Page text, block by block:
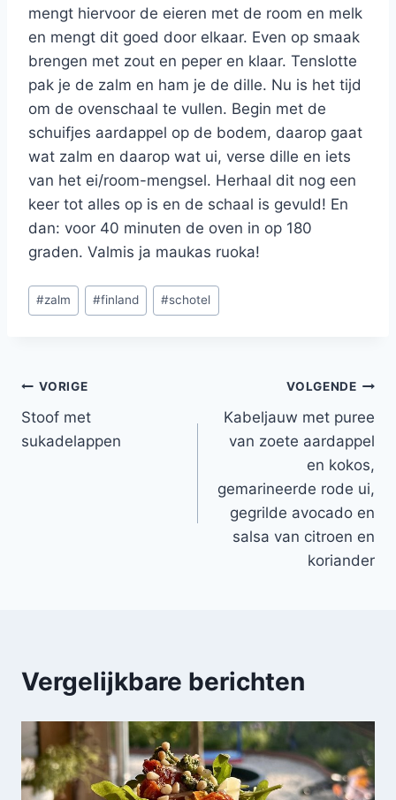
mengt hiervoor de eieren met de room en melk
en mengt dit goed door elkaar. Even op smaak
brengen met zout en peper en klaar. Tenslotte
pak je de zalm en ham je de dille. Nu is het tijd
om de ovenschaal te vullen. Begin met de
schuifjes aardappel op de bodem, daarop gaat
wat zalm en daarop wat ui, verse dille en iets
van het ei/room-mengsel. Herhaal dit nog een
keer tot alles op is en de schaal is gevuld! En
dan: voor 40 minuten de oven in op 180
graden. Valmis ja maukas ruoka!
Bericht
tags:
#zalm #finland #schotel
Bericht
navigatie
VORIGE
Stoof met
sukadelappen
VOLGENDE
Kabeljauw met puree
van zoete aardappel
en kokos,
gemarineerde rode ui,
gegrilde avocado en
salsa van citroen en
koriander
Vergelijkbare berichten